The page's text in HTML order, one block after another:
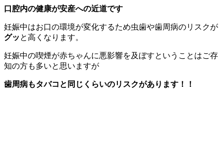
口腔内の健康が安産への近道です
妊娠中はお口の環境が変化するため虫歯や歯周病のリスクが
グッ と高くなります。
妊娠中の喫煙が赤ちゃんに悪影響を及ぼすということはご存
知の方も多いと思いますが
歯周病もタバコと同じくらいのリスクがあります！！